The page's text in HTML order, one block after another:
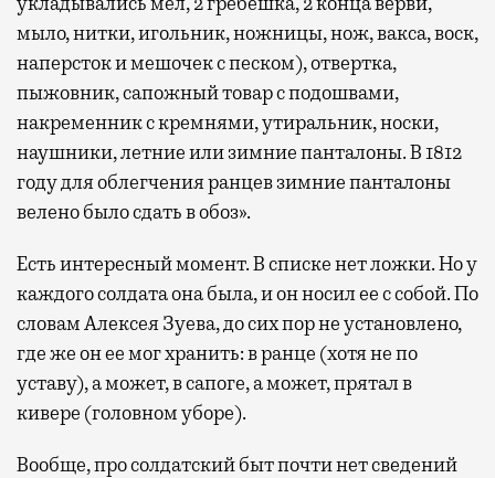
мыло, нитки, игольник, ножницы, нож, вакса, воск,
наперсток и мешочек с песком), отвертка,
пыжовник, сапожный товар с подошвами,
накременник с кремнями, утиральник, носки,
наушники, летние или зимние панталоны. В 1812
году для облегчения ранцев зимние панталоны
велено было сдать в обоз».
Есть интересный момент. В списке нет ложки. Но у
каждого солдата она была, и он носил ее с собой. По
словам Алексея Зуева, до сих пор не установлено,
где же он ее мог хранить: в ранце (хотя не по
уставу), а может, в сапоге, а может, прятал в
кивере (головном уборе).
Вообще, про солдатский быт почти нет сведений